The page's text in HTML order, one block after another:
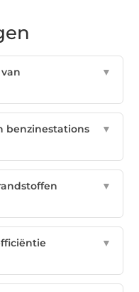
▼
benzinestations
▼
▼
▼